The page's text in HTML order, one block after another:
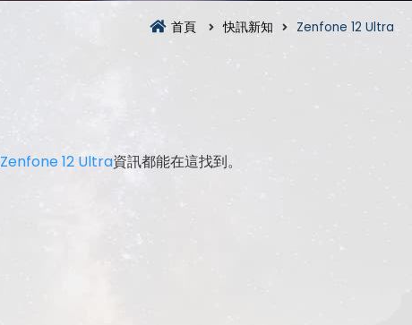
首頁 快訊新知 Zenfone 12 Ultra
Zenfone 12 Ultra資訊都能在這找到。